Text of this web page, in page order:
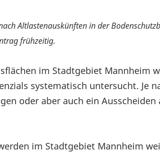
Altlastenauskünften in der
frühzeitig.
im Stadtgebiet Mannheim
systematisch untersucht. Je
oder aber auch ein Ausscheiden
im Stadtgebiet Mannheim